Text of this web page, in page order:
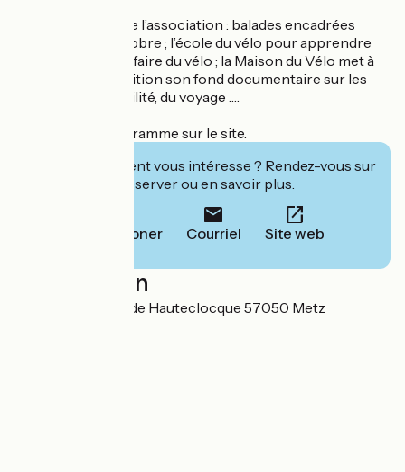
Autres activités de l’association : balades encadrées
entre mars et octobre ; l’école du vélo pour apprendre
ou réapprendre à faire du vélo ; la Maison du Vélo met à
également disposition son fond documentaire sur les
thèmes de la mobilité, du voyage ….
Consulter le programme sur le site.
Cet établissement vous intéresse ? Rendez-vous sur
leur site pour réserver ou en savoir plus.
Téléphoner Courriel Site web
Localisation
3 avenue Leclerc de Hauteclocque 57050 Metz